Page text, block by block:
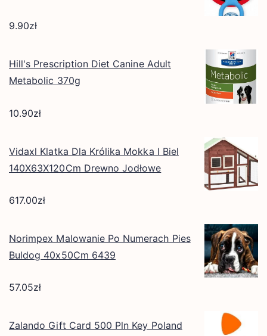
9.90zł
Hill's Prescription Diet Canine Adult
Metabolic 370g
10.90zł
Vidaxl Klatka Dla Królika Mokka I Biel
140X63X120Cm Drewno Jodłowe
617.00zł
Norimpex Malowanie Po Numerach Pies
Buldog 40x50Cm 6439
57.05zł
Zalando Gift Card 500 Pln Key Poland